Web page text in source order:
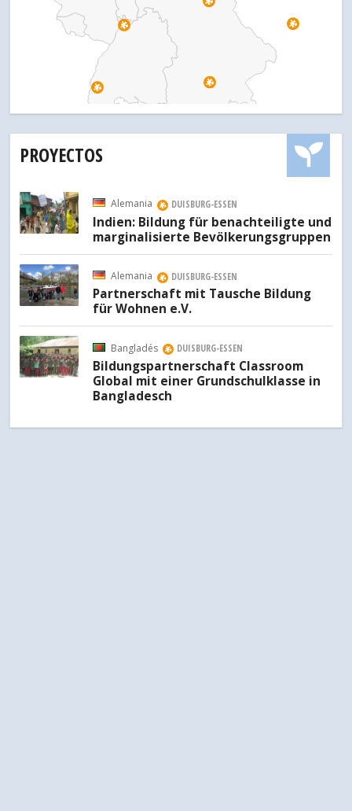
PROYECTOS
Alemania DUISBURG-ESSEN
Indien: Bildung für benachteiligte und
marginalisierte Bevölkerungsgruppen
Alemania DUISBURG-ESSEN
Partnerschaft mit Tausche Bildung
für Wohnen e.V.
Bangladés DUISBURG-ESSEN
Bildungspartnerschaft Classroom
Global mit einer Grundschulklasse in
Bangladesch